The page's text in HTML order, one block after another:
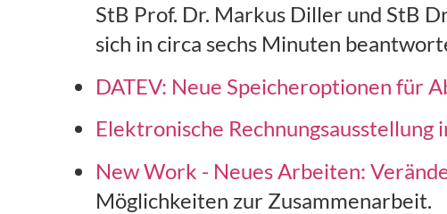
StB Prof. Dr. Markus Diller und StB
sich in circa sechs Minuten
DATEV: Neue Speicheroptionen für
Elektronische
New Work - Neues Arbeiten:
Möglichkeiten zur Zusammenarbeit.